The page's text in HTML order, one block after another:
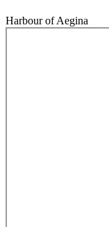
Harbour of Aegina